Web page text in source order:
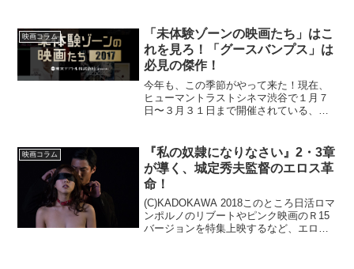
この『トットちゃん』は2023年というこ
の年に限らず、すべ...
映画コラム
「未体験ゾーンの映画たち」はこ
れを見ろ！「グースバンプス」は
必見の傑作！
今年も、この季節がやって来た！現在、
ヒューマントラストシネマ渋谷で１月７
日〜３月３１日まで開催されている、劇
たち２０１７」だ！世界各国から日本未
公開の作品を集めて一気に...
映画コラム
『私の奴隷になりなさい』2・3章
が導く、城定秀夫監督のエロス革
命！
(C)KADOKAWA 2018このところ日活ロマ
ンポルノのリブートやピンク映画のＲ15
バージョンを特集上映するなど、エロテ